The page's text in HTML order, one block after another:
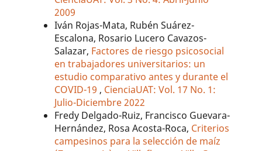
2009
Iván Rojas-Mata, Rubén Suárez-
Escalona, Rosario Lucero Cavazos-
Salazar, Factores de riesgo psicosocial
en trabajadores universitarios: un
estudio comparativo antes y durante el
COVID-19 , CienciaUAT: Vol. 17 No. 1:
Julio-Diciembre 2022
Fredy Delgado-Ruiz, Francisco Guevara-
Hernández, Rosa Acosta-Roca, Criterios
campesinos para la selección de maíz